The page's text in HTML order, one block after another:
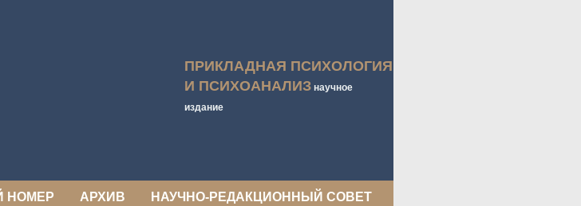
ПРИКЛАДНАЯ ПСИХОЛОГИЯ
И ПСИХОАНАЛИЗ научное
издание
НОМЕР АРХИВ НАУЧНО-РЕДАКЦИОННЫЙ СОВЕТ